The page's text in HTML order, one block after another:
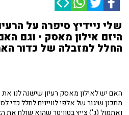
שלי ניידיץ סיפרה על
היזם אילון מאסק • וגם
החלל למזבלה של כדור
האם יש לאילון מאסק רעיון שישנה לנו
מתכנן שיגור של אלפי לוויינים לחלל כדי
ואתמול (ג') צייץ בטוויטר שהוא שולח את